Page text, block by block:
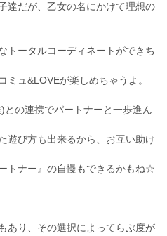
達だが、乙女の名にかけて理想の
トータルコーディネートができち
ュ&LOVEが楽しめちゃうよ。
の連携でパートナーと一歩進ん
遊び方も出来るから、お互い助け
トナー』の自慢もできるかもね☆
あり、その選択によってらぶ度が